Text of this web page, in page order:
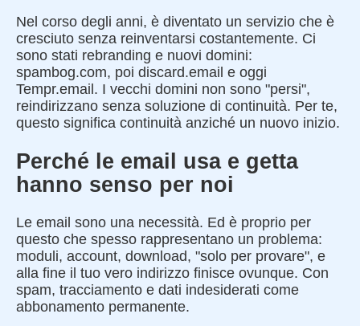
Nel corso degli anni, è diventato un servizio che è
cresciuto senza reinventarsi costantemente. Ci
sono stati rebranding e nuovi domini:
spambog.com, poi discard.email e oggi
Tempr.email. I vecchi domini non sono "persi",
reindirizzano senza soluzione di continuità. Per te,
questo significa continuità anziché un nuovo inizio.
Perché le email usa e getta
hanno senso per noi
Le email sono una necessità. Ed è proprio per
questo che spesso rappresentano un problema:
moduli, account, download, "solo per provare", e
alla fine il tuo vero indirizzo finisce ovunque. Con
spam, tracciamento e dati indesiderati come
abbonamento permanente.